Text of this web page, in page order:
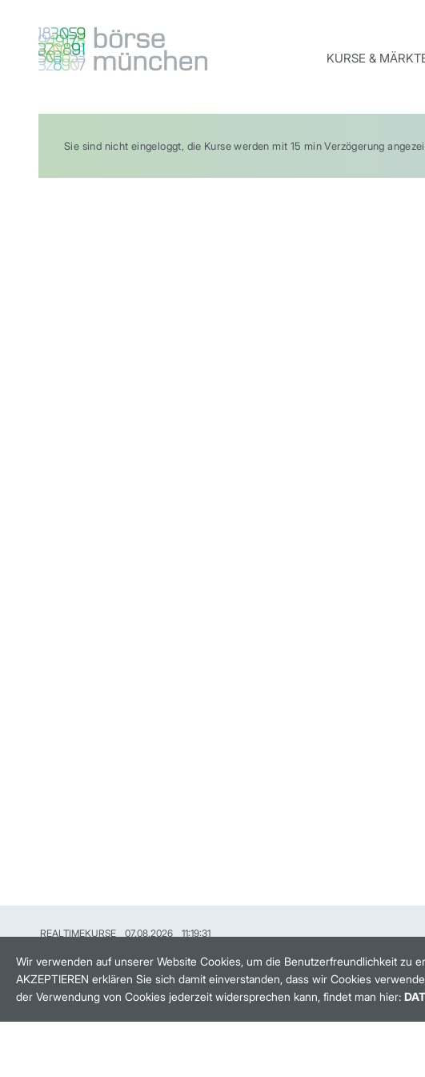
KURSE &
Sie sind nicht eingeloggt, die Kurse werden mit 15 min Verzögerung
BANKEINSTELLUNGEN
REALTIMEKURSE 07.08.2026
11:19:31
Wir verwenden auf unserer Website Cookies, um die Benutzerfreundlichkeit zu
AKZEPTIEREN erklären Sie sich damit einverstanden, dass wir Cookies
der Verwendung von Cookies jederzeit widersprechen kann, findet man hier: